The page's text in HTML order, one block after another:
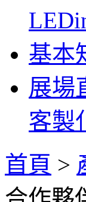
基本
展場
客製
首頁 >